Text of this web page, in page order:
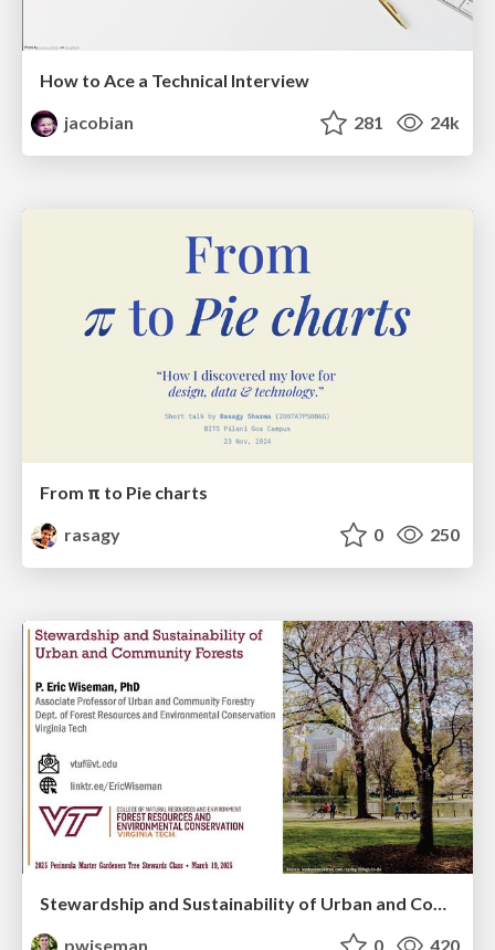
How to Ace a Technical Interview
jacobian
281 24k
From π to Pie charts
rasagy
0 250
Stewardship and Sustainability of Urban and Community Forests
pwiseman
0 420